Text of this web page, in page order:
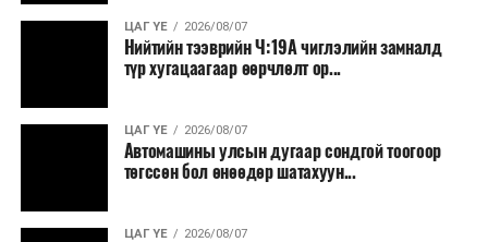
ЦАГ ҮЕ 2026/08/07
Нийтийн тээврийн Ч:19А чиглэлийн замналд
түр хугацаагаар өөрчлөлт ор...
ЦАГ ҮЕ 2026/08/07
Автомашины улсын дугаар сондгой тоогоор
төгссөн бол өнөөдөр шатахуун...
ЦАГ ҮЕ 2026/08/07